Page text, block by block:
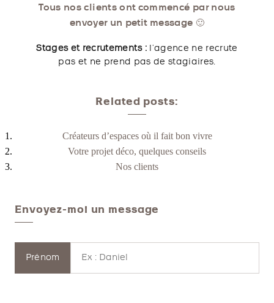
Tous nos clients ont commencé par nous
envoyer un petit message 🙂
Stages et recrutements : l’agence ne recrute
pas et ne prend pas de stagiaires.
Related posts:
Créateurs d’espaces où il fait bon vivre
Votre projet déco, quelques conseils
Nos clients
Envoyez-moi un message
Prénom